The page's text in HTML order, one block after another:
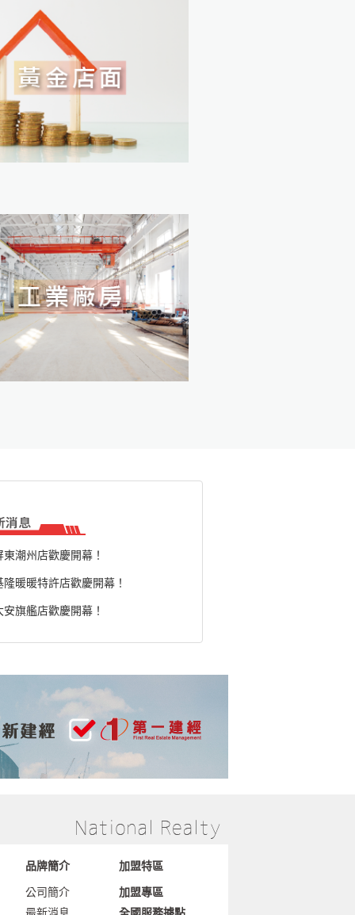
東潮州店歡慶開幕！
隆暖暖特許店歡慶開幕！
安旗艦店歡慶開幕！
品牌簡介
公司簡介
加盟特區
加盟專區